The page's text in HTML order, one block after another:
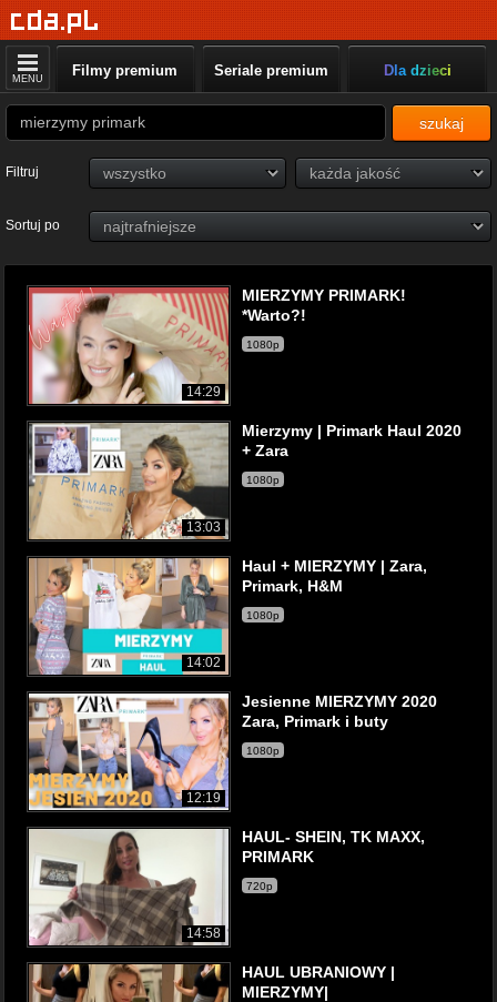
MENU Filmy premium Seriale premium Dla dzieci
szukaj
Filtruj
Sortuj po
14:29
MIERZYMY PRIMARK!
*Warto?!
1080p
13:03
Mierzymy | Primark Haul 2020
+ Zara
1080p
14:02
Haul + MIERZYMY | Zara,
Primark, H&M
1080p
12:19
Jesienne MIERZYMY 2020
Zara, Primark i buty
1080p
14:58
HAUL- SHEIN, TK MAXX,
PRIMARK
720p
HAUL UBRANIOWY |
MIERZYMY|